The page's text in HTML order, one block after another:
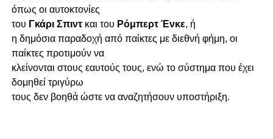
όπως οι αυτοκτονίες
του Γκάρι Σπιντκαι του Ρόμπερτ Ένκε, ή
η δημόσια παραδοχή από παίκτες με διεθνή φήμη, οι
παίκτες προτιμούν να
κλείνονται στους εαυτούς τους, ενώ το σύστημα που έχει
δομηθεί τριγύρω
τους δεν βοηθά ώστε να αναζητήσουν υποστήριξη.